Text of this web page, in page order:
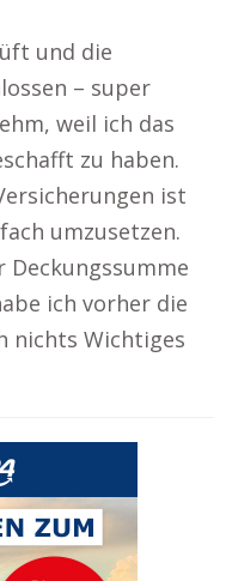
und die
– super
weil ich das
zu haben.
ist
umzusetzen.
Deckungssumme
ich vorher die
nichts Wichtiges